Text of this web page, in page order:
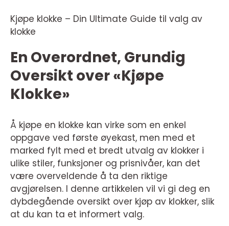
Kjøpe klokke – Din Ultimate Guide til valg av
klokke
En Overordnet, Grundig
Oversikt over «Kjøpe
Klokke»
Å kjøpe en klokke kan virke som en enkel
oppgave ved første øyekast, men med et
marked fylt med et bredt utvalg av klokker i
ulike stiler, funksjoner og prisnivåer, kan det
være overveldende å ta den riktige
avgjørelsen. I denne artikkelen vil vi gi deg en
dybdegående oversikt over kjøp av klokker, slik
at du kan ta et informert valg.